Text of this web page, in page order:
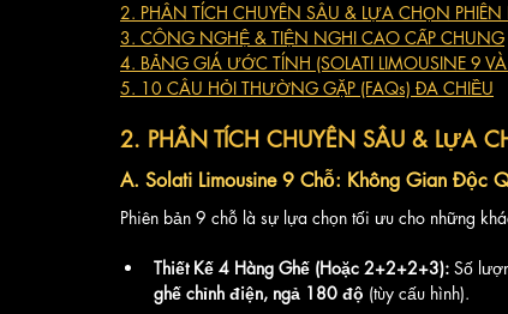
2. PHÂN TÍCH CHUYÊN SÂU & LỰA CHỌN PHIÊN
3. CÔNG NGHỆ & TIỆN NGHI CAO CẤP CHUNG
4. BẢNG GIÁ ƯỚC TÍNH (SOLATI LIMOUSINE 9
5. 10 CÂU HỎI THƯỜNG GẶP (FAQs) ĐA CHIỀU
2. PHÂN TÍCH CHUYÊN SÂU & LỰA
A. Solati Limousine 9 Chỗ: Không Gian Độc
Phiên bản 9 chỗ là sự lựa chọn tối ưu cho những
Thiết Kế 4 Hàng Ghế (Hoặc 2+2+2+3): Số
ghế chỉnh điện, ngả 180 độ (tùy cấu hình).